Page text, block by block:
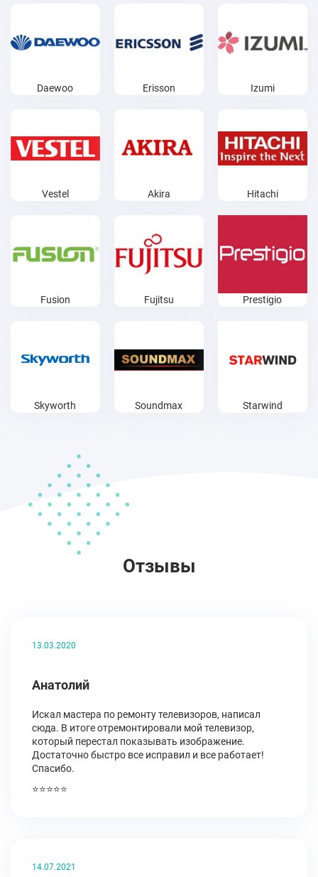
Daewoo Erisson Izumi
Vestel Akira Hitachi
Fusion Fujitsu Prestigio
Skyworth Soundmax Starwind
Отзывы
13.03.2020
Анатолий
Искал мастера по ремонту телевизоров, написал
сюда. В итоге отремонтировали мой телевизор,
который перестал показывать изображение.
Достаточно быстро все исправил и все работает!
Спасибо.
⭐⭐⭐⭐⭐
14.07.2021